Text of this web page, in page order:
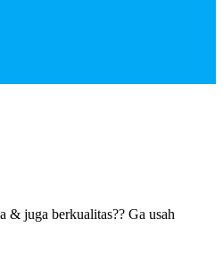
& juga berkualitas?? Ga usah